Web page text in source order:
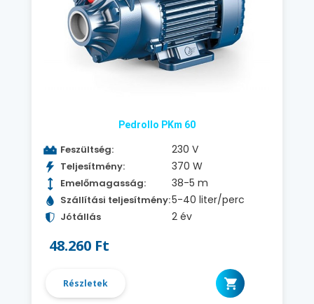
Pedrollo PKm 60
Feszültség: 230 V
Teljesítmény: 370 W
Emelőmagasság: 38-5 m
Szállítási teljesítmény:5-40 liter/perc
Jótállás 2 év
48.260 Ft
Részletek